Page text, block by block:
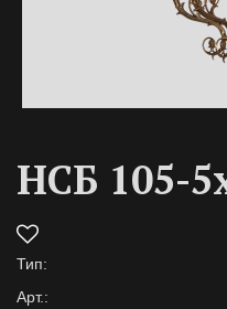
НСБ 105-
Тип:
Арт.: